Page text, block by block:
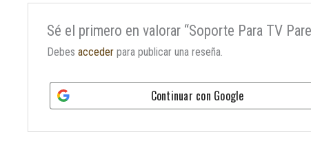
Sé el primero en valorar “Soporte Para TV
Debes accederpara publicar una reseña.
Continuar con Google